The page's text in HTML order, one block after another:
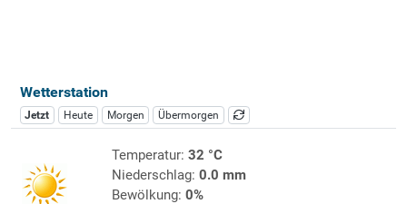
Wetterstation
Jetzt Heute Morgen Übermorgen
Temperatur: 32 °C
Niederschlag: 0.0 mm
Bewölkung: 0%